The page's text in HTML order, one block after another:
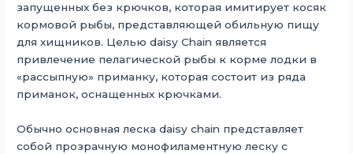
запущенных без крючков, которая имитирует косяк
кормовой рыбы, представляющей обильную пищу
для хищников. Целью daisy Chain является
привлечение пелагической рыбы к корме лодки в
«рассыпную» приманку, которая состоит из ряда
приманок, оснащенных крючками.
Обычно основная леска daisy chain представляет
собой прозрачную монофиламентную леску с